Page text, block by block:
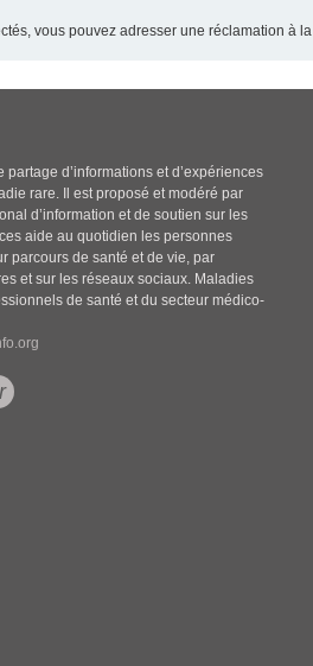
vous pouvez adresser une réclamation à la
d’informations et d’expériences
rare. Il est proposé et modéré par
d’information et de soutien sur les
aide au quotidien les personnes
parcours de santé et de vie, par
et sur les réseaux sociaux. Maladies
de santé et du secteur médico-